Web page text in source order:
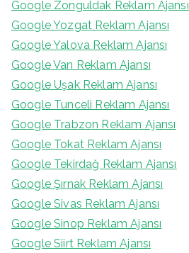
Google Zonguldak Reklam Ajansı
Google Yozgat Reklam Ajansı
Google Yalova Reklam Ajansı
Google Van Reklam Ajansı
Google Uşak Reklam Ajansı
Google Tunceli Reklam Ajansı
Google Trabzon Reklam Ajansı
Google Tokat Reklam Ajansı
Google Tekirdağ Reklam Ajansı
Google Şırnak Reklam Ajansı
Google Sivas Reklam Ajansı
Google Sinop Reklam Ajansı
Google Siirt Reklam Ajansı